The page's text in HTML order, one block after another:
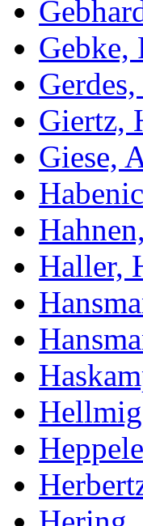
Gebke,
Giertz,
Giese,
Haller,